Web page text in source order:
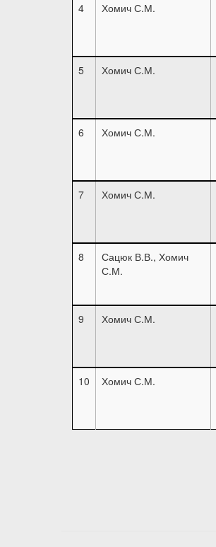
4 Хомич С.М.
5 Хомич С.М.
6 Хомич С.М.
7 Хомич С.М.
8
Сацюк В.В., Хомич
С.М.
9 Хомич С.М.
10 Хомич С.М.